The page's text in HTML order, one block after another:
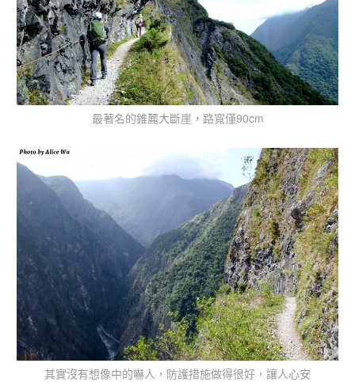
最著名的錐麓大斷崖，路寬僅90cm
其實沒有想像中的嚇人，防護措施做得很好，讓人心安